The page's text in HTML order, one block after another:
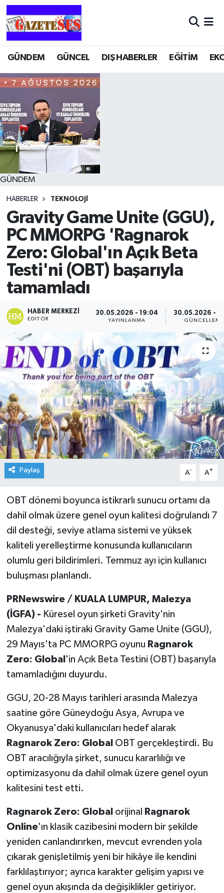
GÜNDEM GÜNCEL DIŞ HABERLER EĞİTİM
GÜNDEM
HABERLER TEKNOLOJİ
Gravity Game Unite (GGU),
PC MMORPG 'Ragnarok
Zero: Global'ın Açık Beta
Testi'ni (OBT) başarıyla
tamamladı
HABER MERKEZI
EDITÖR
30.05.2026 - 19:04
YAYINLANMA
30.05.2026 -
GÜNCELLEME
Paylaş A- A+
OBT dönemi boyunca istikrarlı sunucu ortamı da
dahil olmak üzere genel oyun kalitesi doğrulandı 7
dil desteği, seviye atlama sistemi ve yüksek
kaliteli yerelleştirme konusunda kullanıcıların
olumlu geri bildirimleri. Temmuz ayı için kullanıcı
buluşması planlandı.
PRNewswire / KUALA LUMPUR, Malezya
(İGFA) - Küresel oyun şirketi Gravity'nin
Malezya'daki iştiraki Gravity Game Unite (GGU),
29 Mayıs'ta PC MMORPG oyunu Ragnarok
Zero: Global 'in Açık Beta Testini (OBT) başarıyla
tamamladığını duyurdu.
GGU, 20-28 Mayıs tarihleri arasında Malezya
saatine göre Güneydoğu Asya, Avrupa ve
Okyanusya'daki kullanıcıları hedef alarak
Ragnarok Zero: Global OBT gerçekleştirdi. Bu
OBT aracılığıyla şirket, sunucu kararlılığı ve
optimizasyonu da dahil olmak üzere genel oyun
kalitesini test etti.
Ragnarok Zero: Global orijinal
Ragnarok
Online'ın klasik cazibesini modern bir şekilde
yeniden canlandırırken, mevcut evrenden yola
çıkarak genişletilmiş yeni bir hikâye ile kendini
farklılaştırıyor; ayrıca karakter gelişim yapısı ve
genel oyun akışında da değişiklikler getiriyor.